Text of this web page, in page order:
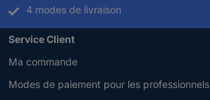
4 modes de livraison
Service Client
Ma commande
Modes de paiement pour les professionnels